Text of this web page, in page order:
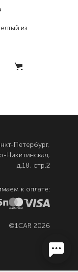
из
Петербург,
Никитинская,
д.18, стр.2
к оплате:
©1CAR 2026